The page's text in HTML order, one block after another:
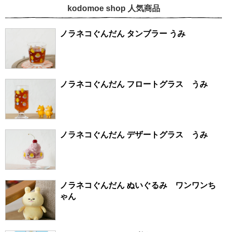
kodomoe shop 人気商品
ノラネコぐんだん タンブラー うみ
ノラネコぐんだん フロートグラス うみ
ノラネコぐんだん デザートグラス うみ
ノラネコぐんだん ぬいぐるみ ワンワンち
ゃん